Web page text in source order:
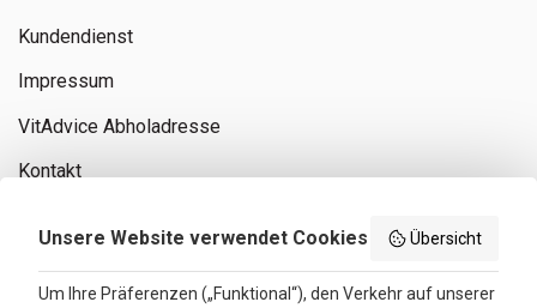
Kundendienst
Impressum
VitAdvice Abholadresse
Kontakt
Unsere Website verwendet Cookies Übersicht
Um Ihre Präferenzen („Funktional“), den Verkehr auf unserer